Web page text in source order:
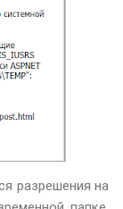
разрешения на